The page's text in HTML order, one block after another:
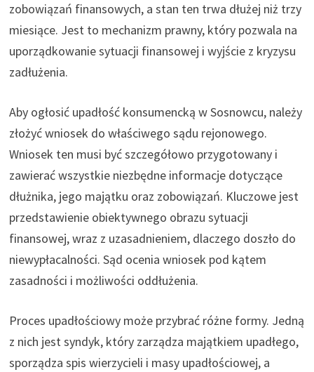
zobowiązań finansowych, a stan ten trwa dłużej niż trzy
miesiące. Jest to mechanizm prawny, który pozwala na
uporządkowanie sytuacji finansowej i wyjście z kryzysu
zadłużenia.
Aby ogłosić upadłość konsumencką w Sosnowcu, należy
złożyć wniosek do właściwego sądu rejonowego.
Wniosek ten musi być szczegółowo przygotowany i
zawierać wszystkie niezbędne informacje dotyczące
dłużnika, jego majątku oraz zobowiązań. Kluczowe jest
przedstawienie obiektywnego obrazu sytuacji
finansowej, wraz z uzasadnieniem, dlaczego doszło do
niewypłacalności. Sąd ocenia wniosek pod kątem
zasadności i możliwości oddłużenia.
Proces upadłościowy może przybrać różne formy. Jedną
z nich jest syndyk, który zarządza majątkiem upadłego,
sporządza spis wierzycieli i masy upadłościowej, a